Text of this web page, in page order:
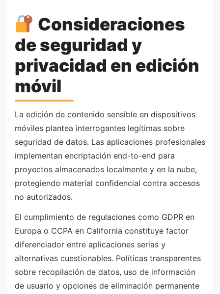
Consideraciones
de seguridad y
privacidad en edición
móvil
La edición de contenido sensible en dispositivos
móviles plantea interrogantes legítimas sobre
seguridad de datos. Las aplicaciones profesionales
implementan encriptación end-to-end para
proyectos almacenados localmente y en la nube,
protegiendo material confidencial contra accesos
no autorizados.
El cumplimiento de regulaciones como GDPR en
Europa o CCPA en California constituye factor
diferenciador entre aplicaciones serias y
alternativas cuestionables. Políticas transparentes
sobre recopilación de datos, uso de información
de usuario y opciones de eliminación permanente